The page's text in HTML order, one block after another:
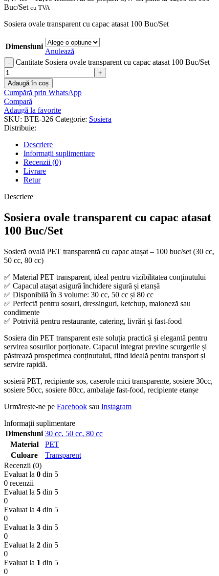
Buc/Set cu TVA
Sosiera ovale transparent cu capac atasat 100 Buc/Set
Dimensiuni
Anulează
Cantitate Sosiera ovale transparent cu capac atasat 100 Buc/Set
Adaugă în coș
Cumpără prin WhatsApp
Compară
Adaugă la favorite
SKU: BTE-326 Categorie: Sosiera
Distribuie:
Descriere
Informații suplimentare
Recenzii (0)
Livrare
Retur
Descriere
Sosiera ovale transparent cu capac atasat
100 Buc/Set
Sosieră ovală PET transparentă cu capac atașat – 100 buc/set (30 cc,
50 cc, 80 cc)
✅ Material PET transparent, ideal pentru vizibilitatea conținutului
✅ Capacul atașat asigură închidere sigură și etanșă
✅ Disponibilă în 3 volume: 30 cc, 50 cc și 80 cc
✅ Perfectă pentru sosuri, dressinguri, ketchup, maioneză sau
condimente
✅ Potrivită pentru restaurante, catering, livrări și fast-food
Sosiera din PET transparent este soluția practică și elegantă pentru
servirea sosurilor porționate. Capacul integrat previne scurgerile și
păstrează prospețimea conținutului, fiind ideală pentru transport și
servire rapidă.
sosieră PET, recipiente sos, caserole mici transparente, sosiere 30cc,
sosiere 50cc, sosiere 80cc, ambalaje fast-food, recipiente etanșe
Urmărește-ne pe Facebook sau Instagram
Informații suplimentare
Dimensiuni 30 cc, 50 cc, 80 cc
Material
PET
Culoare
Transparent
Recenzii (0)
Evaluat la 0 din 5
0 recenzii
Evaluat la 5 din 5
0
Evaluat la 4 din 5
0
Evaluat la 3 din 5
0
Evaluat la 2 din 5
0
Evaluat la 1 din 5
0